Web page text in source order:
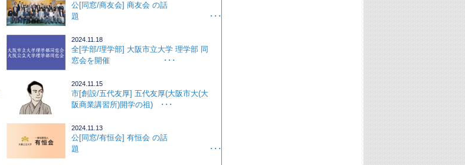
公[同窓/商友会] 商友会 の話
題 ･･･
2024.11.18
全[学部/理学部] 大阪市立大学 理学部 同
窓会を開催 ･･･
2024.11.15
市[創設/五代友厚] 五代友厚(大阪市大(大
阪商業講習所)開学の祖) ･･･
2024.11.13
公[同窓/有恒会] 有恒会 の話
題 ･･･